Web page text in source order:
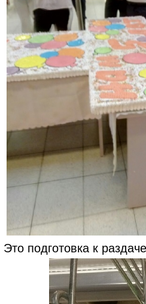
Это подготовка к